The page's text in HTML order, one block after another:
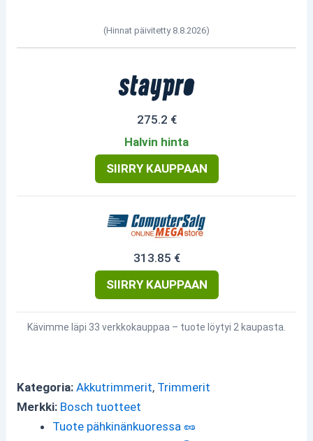
(Hinnat päivitetty 8.8.2026)
275.2 €
Halvin hinta
SIIRRY KAUPPAAN
313.85 €
SIIRRY KAUPPAAN
Kävimme läpi 33 verkkokauppaa – tuote löytyi 2 kaupasta.
Kategoria:Akkutrimmerit, Trimmerit
Merkki: Bosch tuotteet
Tuote pähkinänkuoressa 🥜